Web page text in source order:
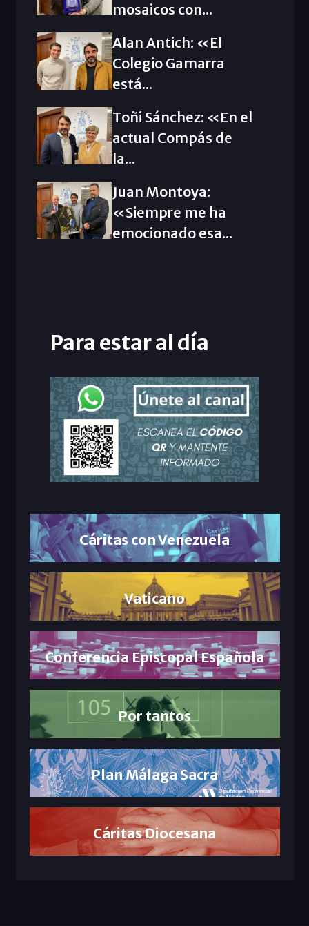
mosaicos con...
Alan Antich: «El
Colegio Gamarra
está...
Toñi Sánchez: «En el
actual Compás de
la...
Juan Montoya:
«Siempre me ha
emocionado esa...
Para estar al día
Cáritas con Venezuela
Vaticano
Conferencia Episcopal Española
Por tantos
Plan Málaga Sacra
Cáritas Diocesana